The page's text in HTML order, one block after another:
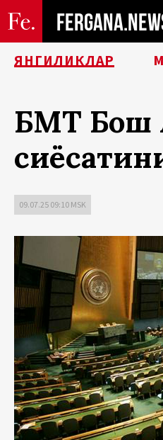
ЯНГИЛИКЛАР
БМТ Бош
09.07.25 09:10 MSK